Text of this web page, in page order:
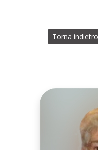
Torna indietro